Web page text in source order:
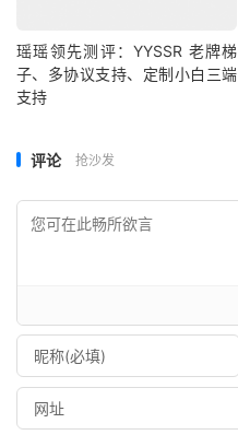
瑶瑶领先测评：YYSSR 老牌梯
子、多协议支持、定制小白三端
支持
评论 抢沙发